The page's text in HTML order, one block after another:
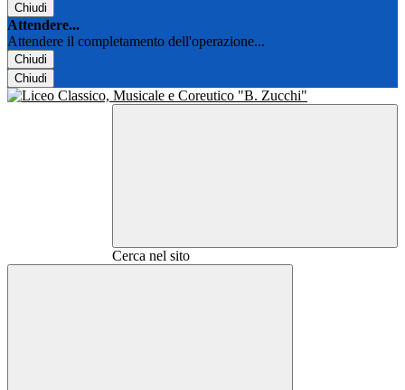
Chiudi
Attendere...
Attendere il completamento dell'operazione...
Chiudi
Chiudi
Cerca nel sito